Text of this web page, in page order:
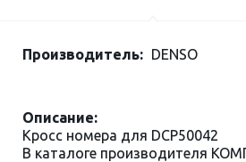
Производитель: DENSO
Описание:
Кросс номера для DCP50042
В каталоге производителя